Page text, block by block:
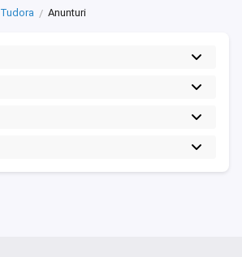
Tudora Anunturi